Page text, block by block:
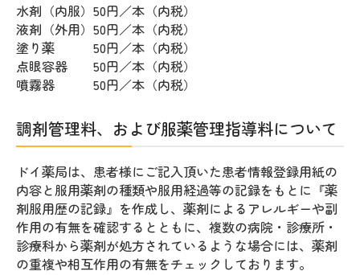
水剤（内服）50円／本（内税）
液剤（外用）50円／本（内税）
塗り薬 50円／本（内税）
点眼容器 50円／本（内税）
噴霧器 50円／本（内税）
調剤管理料、および服薬管理指導料について
ドイ薬局は、患者様にご記入頂いた患者情報登録用紙の
内容と服用薬剤の種類や服用経過等の記録をもとに『薬
剤服用歴の記録』を作成し、薬剤によるアレルギーや副
作用の有無を確認するとともに、複数の病院・診療所 ・
診療科から薬剤が処方されているような場合には、薬剤
の重複や相互作用の有無をチェックしております。